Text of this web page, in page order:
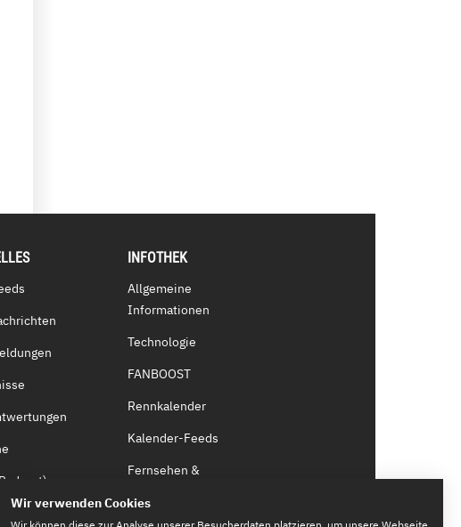
INFOTHEK
Allgemeine
Informationen
Technologie
FANBOOST
Rennkalender
Kalender-Feeds
Fernsehen &
Eintrittskarten
Wir verwenden Cookies